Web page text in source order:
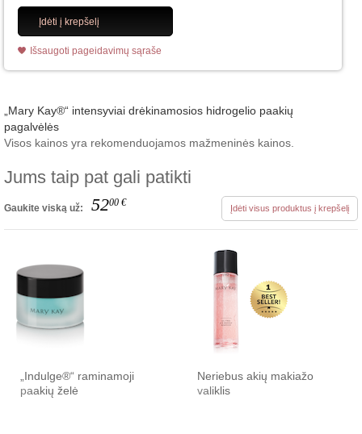
Įdėti į krepšelį
Išsaugoti pageidavimų sąraše
„Mary Kay®“ intensyviai drėkinamosios hidrogelio paakių
pagalvėlės
Visos kainos yra rekomenduojamos mažmeninės kainos.
Jums taip pat gali patikti
Gaukite viską už: 5200 € Įdėti visus produktus į krepšelį
„Indulge®“ raminamoji
paakių želė
Neriebus akių makiažo
valiklis